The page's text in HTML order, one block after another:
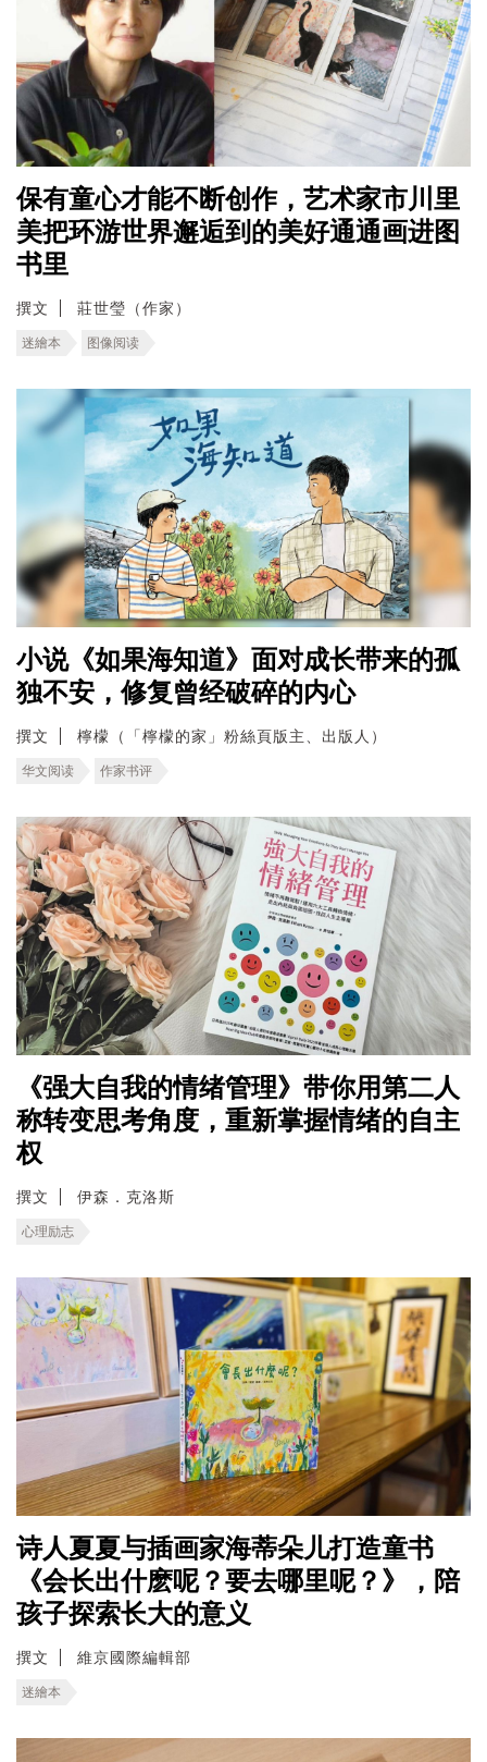
保有童心才能不断创作，艺术家市川里
美把环游世界邂逅到的美好通通画进图
书里
撰文 莊世瑩（作家）
迷繪本 图像阅读
小说《如果海知道》面对成长带来的孤
独不安，修复曾经破碎的内心
撰文 檸檬（「檸檬的家」粉絲頁版主、出版人）
华文阅读 作家书评
《强大自我的情绪管理》带你用第二人
称转变思考角度，重新掌握情绪的自主
权
撰文 伊森．克洛斯
心理励志
诗人夏夏与插画家海蒂朵儿打造童书
《会长出什麽呢？要去哪里呢？》，陪
孩子探索长大的意义
撰文 維京國際編輯部
迷繪本